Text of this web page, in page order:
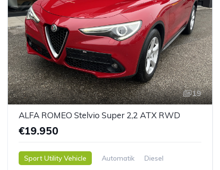
19
ALFA ROMEO Stelvio Super 2,2 ATX RWD
€19.950
Sport Utility Vehicle Automatik
Diesel